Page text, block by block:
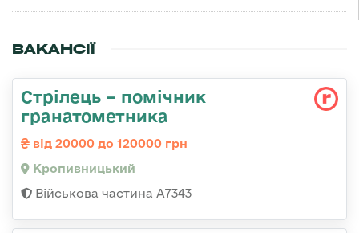
ВАКАНСІЇ
Стрілець – помічник
гранатометника
від 20000 до 120000 грн
Кропивницький
Військова частина А7343